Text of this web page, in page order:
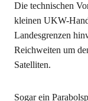
Die technischen
kleinen UKW-
Landesgrenzen
Reichweiten um
Satelliten.
Sogar ein